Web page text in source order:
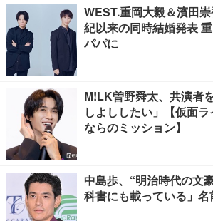
WEST.重岡大毅＆濱田
紀以来の同時結婚発表
パパに
M!LK曽野舜太、共演者
しよししたい」【仮面
ならのミッション】
中島歩、“明治時代の文
科書にも載っている」